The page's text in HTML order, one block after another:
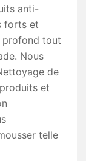
anti-
forts et
profond tout
Nous
de
et
telle